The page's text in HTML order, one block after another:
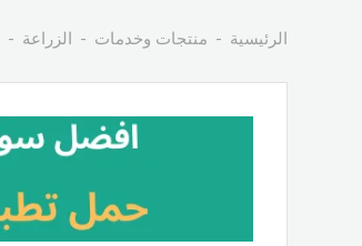
الرئيسية منتجات وخدمات الزراعة